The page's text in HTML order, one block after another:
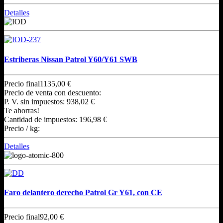
Detalles
Estriberas Nissan Patrol Y60/Y61 SWB
Precio final1135,00 €
Precio de venta con descuento:
P. V. sin impuestos: 938,02 €
Te ahorras!
Cantidad de impuestos: 196,98 €
Precio / kg:
Detalles
Faro delantero derecho Patrol Gr Y61, con CE
Precio final92,00 €